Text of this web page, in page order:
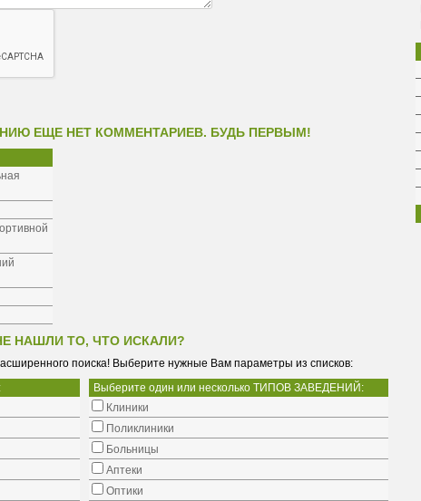
ЕЩЕ НЕТ КОММЕНТАРИЕВ. БУДЬ ПЕРВЫМ!
НАШЛИ ТО, ЧТО ИСКАЛИ?
поиска! Выберите нужные Вам параметры из списков:
Выберите один или несколько ТИПОВ ЗАВЕДЕНИЙ:
Клиники
Поликлиники
Больницы
Аптеки
Оптики